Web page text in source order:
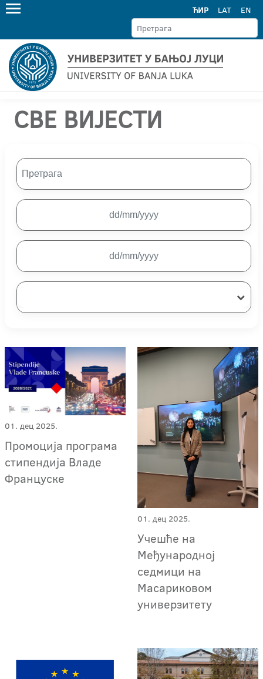
ЋИР LAT EN
СВЕ ВИЈЕСТИ
01. дец 2025.
Промоција програма
стипендија Владе
Француске
01. дец 2025.
Учешће на
Међународној
седмици на
Масариковом
универзитету